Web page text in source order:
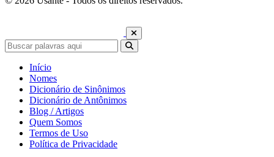
Início
Nomes
Dicionário de Sinônimos
Dicionário de Antônimos
Blog / Artigos
Quem Somos
Termos de Uso
Política de Privacidade